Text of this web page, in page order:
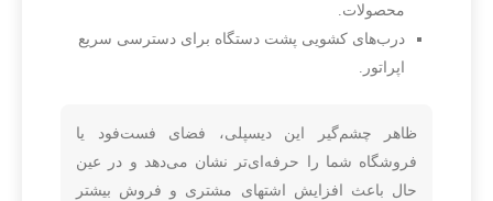
محصولات.
درب‌های کشویی پشت دستگاه برای دسترسی سریع
اپراتور.
ظاهر چشم‌گیر این دیسپلی، فضای فست‌فود یا
فروشگاه شما را حرفه‌ای‌تر نشان می‌دهد و در عین
حال باعث افزایش اشتهای مشتری و فروش بیشتر